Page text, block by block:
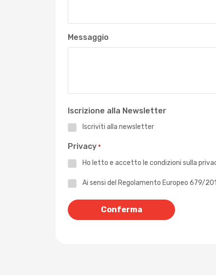
Messaggio
Iscrizione alla Newsletter
Iscriviti alla newsletter
Privacy *
Ho letto e accetto le condizioni sulla
PrivacyAi sensi del Regolamento Europeo 679/